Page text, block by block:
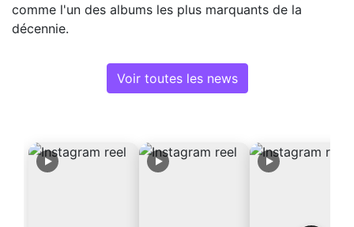
comme l'un des albums les plus marquants de la
décennie.
Voir toutes les news